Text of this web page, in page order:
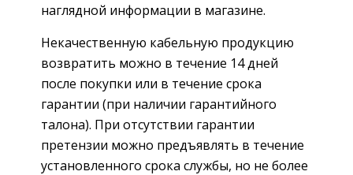
наглядной информации в магазине.
Некачественную кабельную продукцию
возвратить можно в течение 14 дней
после покупки или в течение срока
гарантии (при наличии гарантийного
талона). При отсутствии гарантии
претензии можно предъявлять в течение
установленного срока службы, но не более